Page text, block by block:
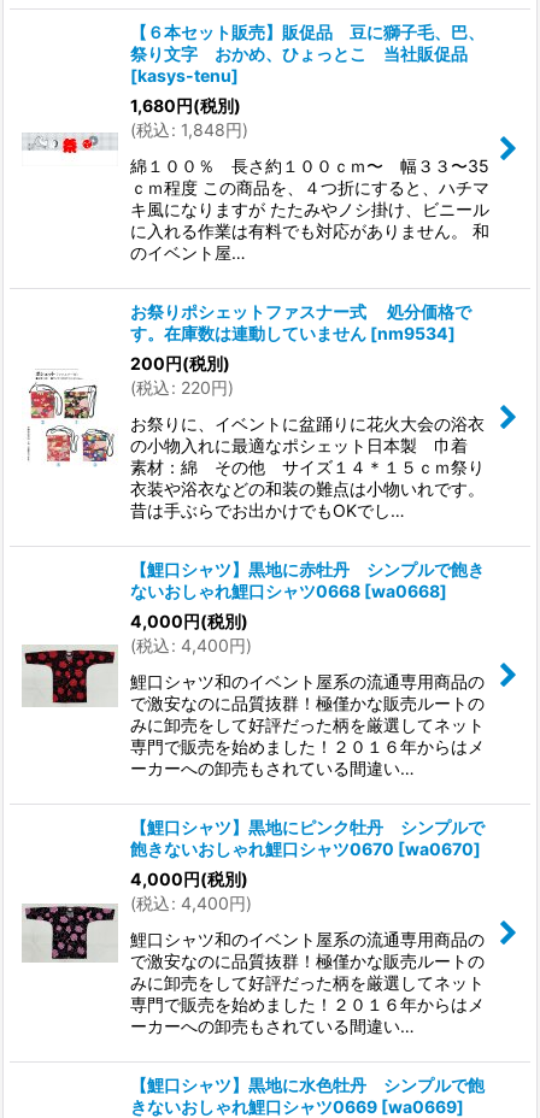
【６本セット販売】販促品 豆に獅子毛、巴、
祭り文字 おかめ、ひょっとこ 当社販促品
[kasys-tenu]
1,680円(税別)
(税込: 1,848円)
綿１００％ 長さ約１００ｃｍ〜 幅３３〜35
ｃｍ程度 この商品を、４つ折にすると、ハチマ
キ風になりますが たたみやノシ掛け、ビニール
に入れる作業は有料でも対応がありません。 和
のイベント屋…
お祭りポシェットファスナー式 処分価格で
す。在庫数は連動していません [nm9534]
200円(税別)
(税込: 220円)
お祭りに、イベントに盆踊りに花火大会の浴衣
の小物入れに最適なポシェット日本製 巾着
素材：綿 その他 サイズ１４＊１５ｃｍ祭り
衣装や浴衣などの和装の難点は小物いれです。
昔は手ぶらでお出かけでもOKでし…
【鯉口シャツ】黒地に赤牡丹 シンプルで飽き
ないおしゃれ鯉口シャツ0668 [wa0668]
4,000円(税別)
(税込: 4,400円)
鯉口シャツ和のイベント屋系の流通専用商品の
で激安なのに品質抜群！極僅かな販売ルートの
みに卸売をして好評だった柄を厳選してネット
専門で販売を始めました！２０１６年からはメ
ーカーへの卸売もされている間違い…
【鯉口シャツ】黒地にピンク牡丹 シンプルで
飽きないおしゃれ鯉口シャツ0670 [wa0670]
4,000円(税別)
(税込: 4,400円)
鯉口シャツ和のイベント屋系の流通専用商品の
で激安なのに品質抜群！極僅かな販売ルートの
みに卸売をして好評だった柄を厳選してネット
専門で販売を始めました！２０１６年からはメ
ーカーへの卸売もされている間違い…
【鯉口シャツ】黒地に水色牡丹 シンプルで飽
きないおしゃれ鯉口シャツ0669 [wa0669]